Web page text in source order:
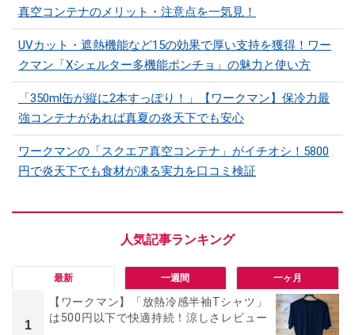
真空コンテナのメリット・注意点を一気見！
UVカット・遮熱機能など15の効果で厚い支持を獲得！ワー
クマン「Xシェルター多機能ポンチョ」の魅力と使い方
「350ml缶が縦に2本すっぽり！」【ワークマン】保冷力最
強コンテナがあれば真夏の炎天下でも安心
ワークマンの「スクエア真空コンテナ」がイチオシ！5800
円で炎天下でも食材が凍る実力を口コミ検証
最新 一週間 一ヶ月
1
【ワークマン】「放熱冷感半袖Tシャツ」
は500円以下で快適持続！涼しさレビュー